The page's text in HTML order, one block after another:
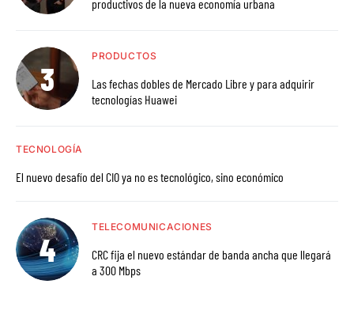
productivos de la nueva economía urbana
PRODUCTOS
Las fechas dobles de Mercado Libre y para adquirir
tecnologías Huawei
TECNOLOGÍA
El nuevo desafío del CIO ya no es tecnológico, sino económico
TELECOMUNICACIONES
CRC fija el nuevo estándar de banda ancha que llegará
a 300 Mbps